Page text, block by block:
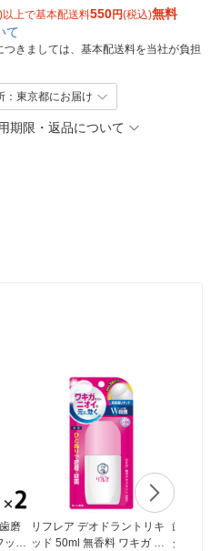
以上で基本配送料550円(税込)無料
て
つきましては、基本配送料を当社が負担
：東京都にお届け
期限・返品について
磨
ッ素
リフレア デオドラントリキ
ッド 50ml 無香料 ワキガ 制
歯磨き粉
グキプラ